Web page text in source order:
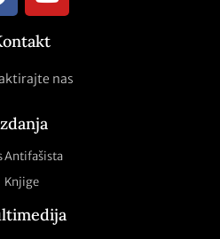
nas
Antifašista
Knjige